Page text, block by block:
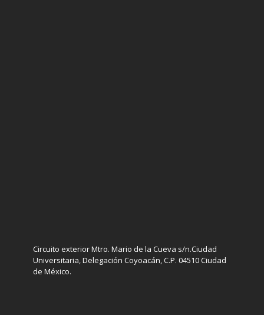
Circuito exterior Mtro. Mario de la Cueva s/n.Ciudad
Universitaria, Delegación Coyoacán, C.P. 04510 Ciudad
de México.